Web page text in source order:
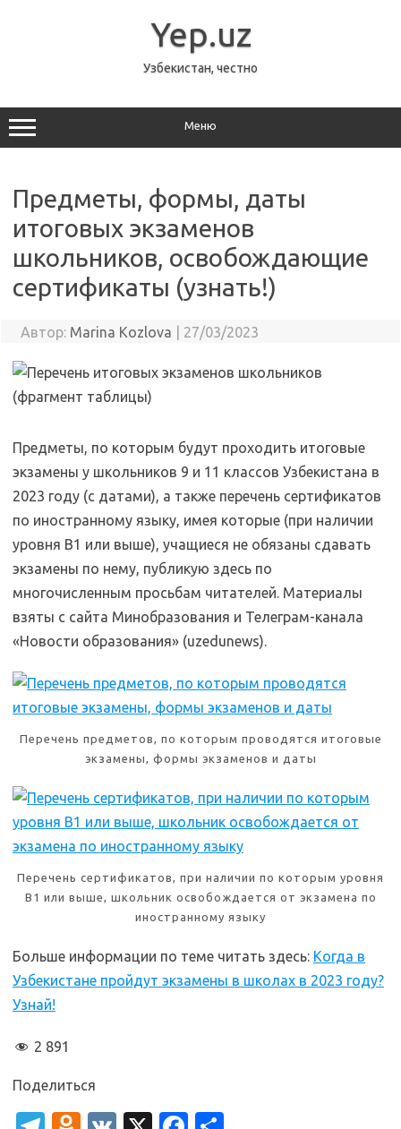
Yep.uz
Узбекистан, честно
Меню
Предметы, формы, даты
итоговых экзаменов
школьников, освобождающие
сертификаты (узнать!)
Автор: Marina Kozlova 27/03/2023
Предметы, по которым будут проходить итоговые
экзамены у школьников 9 и 11 классов Узбекистана в
2023 году (с датами), а также перечень сертификатов
по иностранному языку, имея которые (при наличии
уровня В1 или выше), учащиеся не обязаны сдавать
экзамены по нему, публикую здесь по
многочисленным просьбам читателей. Материалы
взяты с сайта Минобразования и Телеграм-канала
«Новости образования» (uzedunews).
Перечень предметов, по которым проводятся итоговые
экзамены, формы экзаменов и даты
Перечень сертификатов, при наличии по которым уровня
B1 или выше, школьник освобождается от экзамена по
иностранному языку
Больше информации по теме читать здесь: Когда в
Узбекистане пройдут экзамены в школах в 2023 году?
Узнай!
2 891
Поделиться